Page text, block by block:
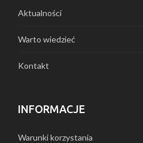
Aktualności
Warto wiedzieć
Kontakt
INFORMACJE
Warunki korzystania